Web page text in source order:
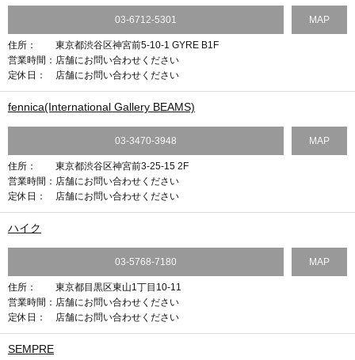
03-6712-5301 MAP
住所：
東京都渋谷区神宮前5-10-1 GYRE B1F
営業時間： 店舗にお問い合わせください
定休日：
店舗にお問い合わせください
fennica(International Gallery BEAMS)
03-3470-3948 MAP
住所：
東京都渋谷区神宮前3-25-15 2F
営業時間： 店舗にお問い合わせください
定休日：
店舗にお問い合わせください
ハイク
03-5768-7180 MAP
住所：
東京都目黒区東山1丁目10-11
営業時間： 店舗にお問い合わせください
定休日：
店舗にお問い合わせください
SEMPRE